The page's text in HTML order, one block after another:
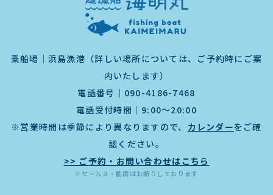
乗船場｜浜島漁港（詳しい場所については、ご予約時にご案
内いたします）
電話番号｜ 090-4186-7468
電話受付時間｜9:00～20:00
※営業時間は季節により異なりますので、 カレンダーをご確
認ください。
>> ご予約・お問い合わせはこちら
※セールス・勧誘はお断りしております